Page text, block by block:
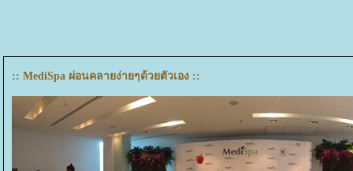
:: MediSpa ผ่อนคลายง่ายๆด้วยตัวเอง ::